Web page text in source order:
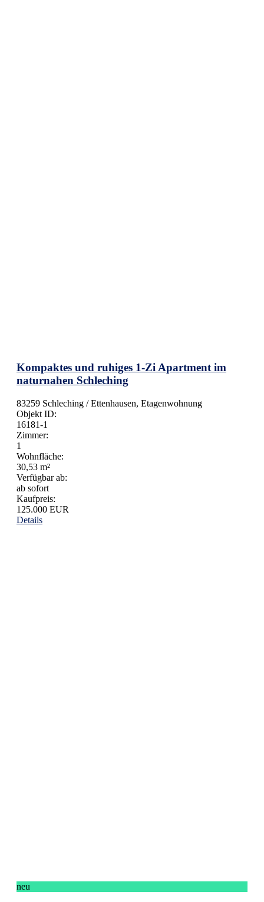
Kompaktes und ruhiges 1-Zi Apartment im
naturnahen Schleching
83259 Schleching / Ettenhausen, Etagenwohnung
Objekt ID:
16181-1
Zimmer:
1
Wohnfläche:
30,53 m²
Verfügbar ab:
ab sofort
Kaufpreis:
125.000 EUR
Details
neu